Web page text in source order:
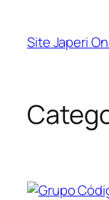
Site Japeri